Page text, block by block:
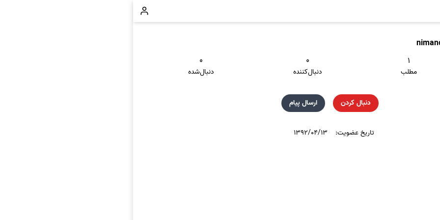
۱
مطلب
۰
دنبال‌کننده
۰
دنبال‌شده
دنبال کردن ارسال پیام
تاریخ عضویت: ۱۳۹۲/۰۴/۱۳